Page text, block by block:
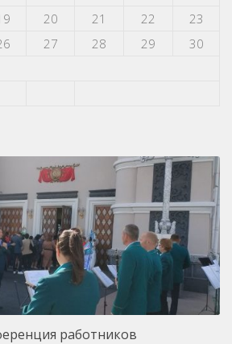
20 21 22
23
27 28 29
30
работников